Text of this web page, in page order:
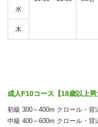
水
木
成人F10コース【18歳以上男
初級 300～400m クロール・背
中級 400～600m クロール・背